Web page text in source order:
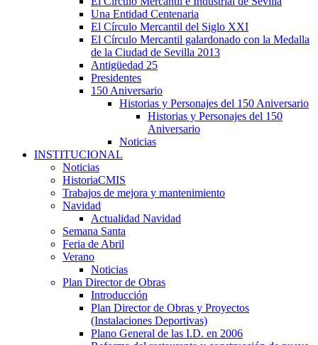
Una Entidad Centenaria
El Círculo Mercantil del Siglo XXI
El Círculo Mercantil galardonado con la Medalla
de la Ciudad de Sevilla 2013
Antigüedad 25
Presidentes
150 Aniversario
Historias y Personajes del 150 Aniversario
Historias y Personajes del 150
Aniversario
Noticias
INSTITUCIONAL
Noticias
HistoriaCMIS
Trabajos de mejora y mantenimiento
Navidad
Actualidad Navidad
Semana Santa
Feria de Abril
Verano
Noticias
Plan Director de Obras
Introducción
Plan Director de Obras y Proyectos
(Instalaciones Deportivas)
Plano General de las I.D. en 2006